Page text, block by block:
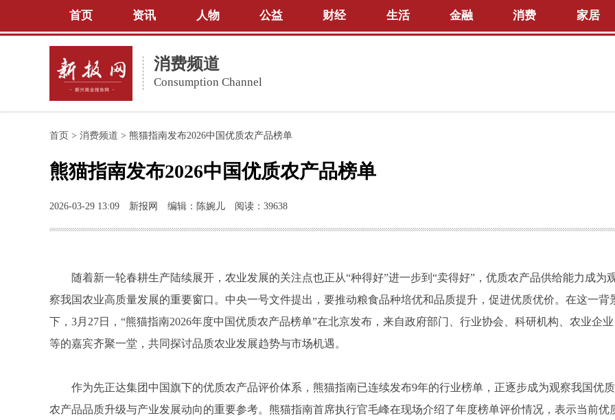
首页 资讯 人物 公益 财经 生活 金融 消费 家居
消费频道
Consumption Channel
首页 > 消费频道 > 熊猫指南发布2026中国优质农产品榜单
熊猫指南发布2026中国优质农产品榜单
2026-03-29 13:09 新报网 编辑：陈婉儿 阅读：39638
随着新一轮春耕生产陆续展开，农业发展的关注点也正从“种得好”进一步到“卖得好”，优质农产品供给能力成为
察我国农业高质量发展的重要窗口。中央一号文件提出，要推动粮食品种培优和品质提升，促进优质优价。在这一背
下，3月27日，“熊猫指南2026年度中国优质农产品榜单”在北京发布，来自政府部门、行业协会、科研机构、农业企业
等的嘉宾齐聚一堂，共同探讨品质农业发展趋势与市场机遇。
作为先正达集团中国旗下的优质农产品评价体系，熊猫指南已连续发布9年的行业榜单，正逐步成为观察我国优质
农产品品质升级与产业发展动向的重要参考。熊猫指南首席执行官毛峰在现场介绍了年度榜单评价情况，表示当前优